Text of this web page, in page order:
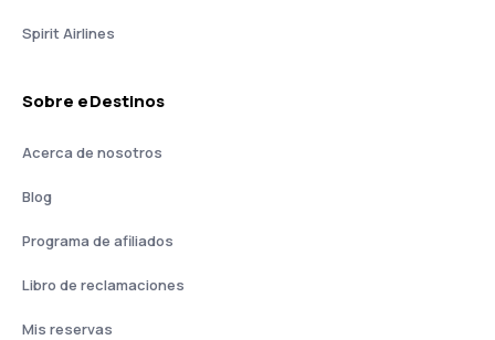
Spirit Airlines
Sobre eDestinos
Acerca de nosotros
Blog
Programa de afiliados
Libro de reclamaciones
Mis reservas